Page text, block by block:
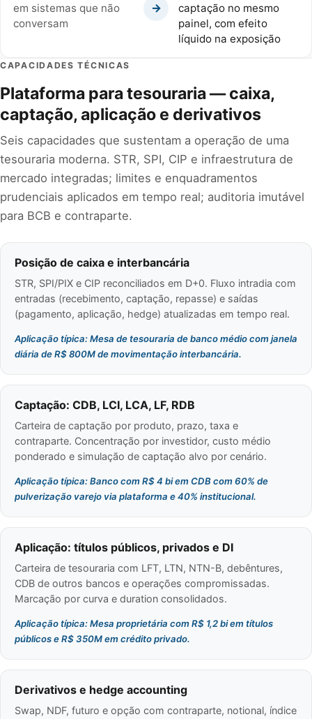
em sistemas que não
conversam
→
captação no mesmo
painel, com efeito
líquido na exposição
CAPACIDADES TÉCNICAS
Plataforma para tesouraria — caixa,
captação, aplicação e derivativos
Seis capacidades que sustentam a operação de uma
tesouraria moderna. STR, SPI, CIP e infraestrutura de
mercado integradas; limites e enquadramentos
prudenciais aplicados em tempo real; auditoria imutável
para BCB e contraparte.
Posição de caixa e interbancária
STR, SPI/PIX e CIP reconciliados em D+0. Fluxo intradia com
entradas (recebimento, captação, repasse) e saídas
(pagamento, aplicação, hedge) atualizadas em tempo real.
Aplicação típica: Mesa de tesouraria de banco médio com janela
diária de R$ 800M de movimentação interbancária.
Captação: CDB, LCI, LCA, LF, RDB
Carteira de captação por produto, prazo, taxa e
contraparte. Concentração por investidor, custo médio
ponderado e simulação de captação alvo por cenário.
Aplicação típica: Banco com R$ 4 bi em CDB com 60% de
pulverização varejo via plataforma e 40% institucional.
Aplicação: títulos públicos, privados e DI
Carteira de tesouraria com LFT, LTN, NTN-B, debêntures,
CDB de outros bancos e operações compromissadas.
Marcação por curva e duration consolidados.
Aplicação típica: Mesa proprietária com R$ 1,2 bi em títulos
públicos e R$ 350M em crédito privado.
Derivativos e hedge accounting
Swap, NDF, futuro e opção com contraparte, notional, índice